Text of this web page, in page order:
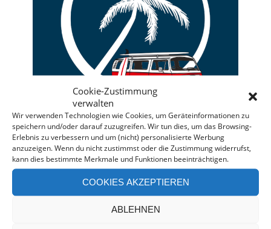
Cookie-Zustimmung
verwalten
Wir verwenden Technologien wie Cookies, um Geräteinformationen zu
speichern und/oder darauf zuzugreifen. Wir tun dies, um das Browsing-
Erlebnis zu verbessern und um (nicht) personalisierte Werbung
anzuzeigen. Wenn du nicht zustimmst oder die Zustimmung widerrufst,
kann dies bestimmte Merkmale und Funktionen beeinträchtigen.
COOKIES AKZEPTIEREN
ABLEHNEN
Deine individuelle Beratung bei der Campermiete
in Deutschland und Europa.
Bei einer Anfrage über diesen Banner erhältst Du